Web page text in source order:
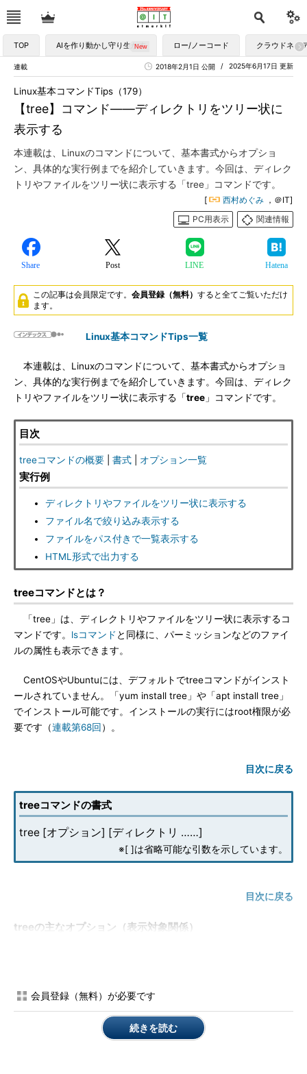
TOP AIを作り動かし守り生かす ロー/ノーコード クラウドネイ
連載 2025年6月17日 更新
2018年2月1日 公開
【tree】コマンド――ディレクトリをツリー状に
表示する
Linux基本コマンドTips（179）
本連載は、Linuxのコマンドについて、基本書式からオプショ
ン、具体的な実行例までを紹介していきます。今回は、ディレク
トリやファイルをツリー状に表示する「tree」コマンドです。
[ 西村めぐみ ，＠IT]
PC用表示
関連情報
Share Post LINE Hatena
この記事は会員限定です。 会員登録（無料） すると全てご覧いただけ
ます。
Linux基本コマンドTips一覧
本連載は、Linuxのコマンドについて、基本書式からオプショ
ン、具体的な実行例までを紹介していきます。今回は、ディレク
トリやファイルをツリー状に表示する「tree 」コマンドです。
目次
treeコマンドの概要 書式 オプション一覧
実行例
ディレクトリやファイルをツリー状に表示する
ファイル名で絞り込み表示する
ファイルをパス付きで一覧表示する
HTML形式で出力する
treeコマンドとは？
「tree」は、ディレクトリやファイルをツリー状に表示するコ
マンドです。 lsコマンド と同様に、パーミッションなどのファイ
ルの属性も表示できます。
CentOSやUbuntuには、デフォルトでtreeコマンドがインスト
ールされていません。「yum install tree」や「apt install tree」
でインストール可能です。インストールの実行にはroot権限が必
要です（連載第68回 ）。
目次に戻る
treeコマンドの書式
tree [オプション] [ディレクトリ ……]
※[ ]は省略可能な引数を示しています。
目次に戻る
treeの主なオプション（表示対象関係）
プ
シ
会員登録（無料）が必要です
続きを読む